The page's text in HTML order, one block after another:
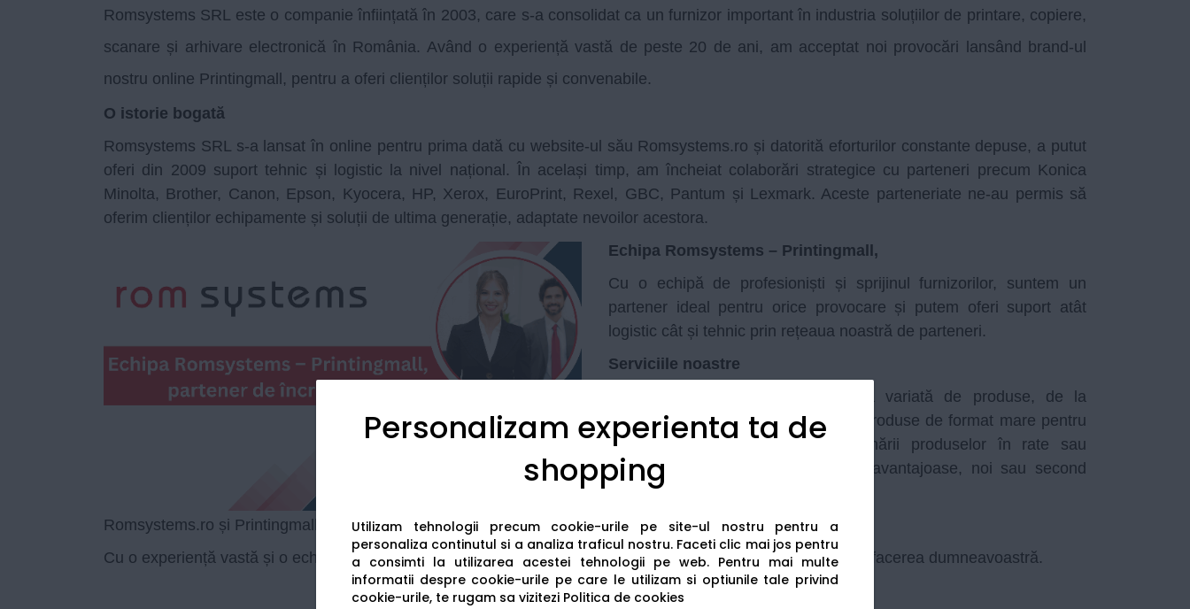
Personalizam experienta ta de
shopping
Utilizam tehnologii precum cookie-urile pe site-ul nostru pentru a
personaliza continutul si a analiza traficul nostru. Faceti clic mai jos pentru
a consimti la utilizarea acestei tehnologii pe web. Pentru mai multe
informatii despre cookie-urile pe care le utilizam si optiunile tale privind
cookie-urile, te rugam sa vizitezi Politica de cookies
Romsystems SRL este o companie înființată în 2003, care s-a consolidat ca un furnizor important în industria soluțiilor de printare, copiere,
scanare și arhivare electronică în România. Având o experiență vastă de peste 20 de ani, am acceptat noi provocări lansând brand-ul
nostru online Printingmall, pentru a oferi clienților soluții rapide și convenabile.
O istorie bogată
Romsystems SRL s-a lansat în online pentru prima dată cu website-ul său Romsystems.ro și datorită eforturilor constante depuse, a putut
oferi din 2009 suport tehnic și logistic la nivel național. În același timp, am încheiat colaborări strategice cu parteneri precum Konica
Minolta, Brother, Canon, Epson, Kyocera, HP, Xerox, EuroPrint, Rexel, GBC, Pantum și Lexmark. Aceste parteneriate ne-au permis să
oferim clienților echipamente și soluții de ultima generație, adaptate nevoilor acestora.
Echipa Romsystems – Printingmall,
Cu o echipă de profesioniști și sprijinul furnizorilor, suntem un
partener ideal pentru orice provocare și putem oferi suport atât
logistic cât și tehnic prin rețeaua noastră de parteneri.
Serviciile noastre
Prin Printingmall.ro oferim o gamă variată de produse, de la
echipamente mici de birou până la produse de format mare pentru
CAD. Oferim posibilitatea achiziționării produselor în rate sau
închirierii echipamentelor la prețuri avantajoase, noi sau second
Romsystems.ro și Printingmall.ro
sunt sinonime pentru calitate și viteză în industria printing-ului din România.
Cu o experiență vastă și o echipă de profesioniști, suntem pregătiți să vă oferim soluțiile de care are nevoie afacerea dumneavoastră.